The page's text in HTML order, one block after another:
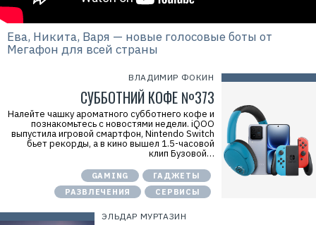
ВЛАДИМИР ФОКИН
СУББОТНИЙ КОФЕ №373
Налейте чашку ароматного субботнего кофе и
познакомьтесь с новостями недели. iQOO
выпустила игровой смартфон, Nintendo Switch
бьет рекорды, а в кино вышел 1.5-часовой
клип Бузовой…
GAMING
ГАДЖЕТЫ
РАЗВЛЕЧЕНИЯ
СЕРВИСЫ
ЭЛЬДАР МУРТАЗИН
Ева, Никита, Варя — новые голосовые боты от
Мегафон для всей страны